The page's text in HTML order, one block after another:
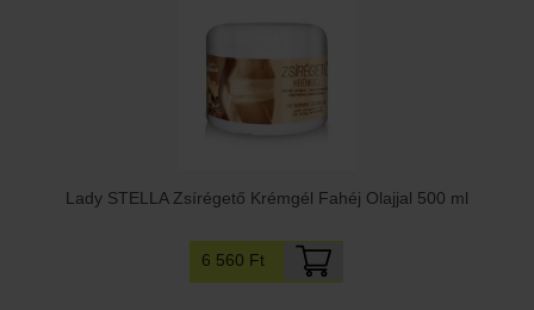
Lady STELLA Zsírégető Krémgél Fahéj Olajjal 500 ml
6 560 Ft